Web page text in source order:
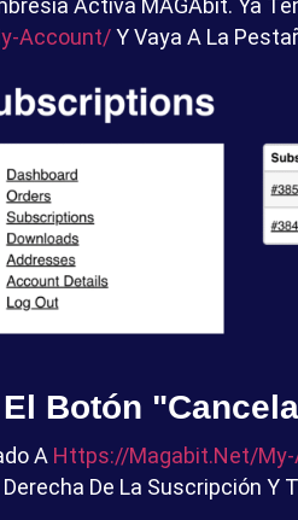
Activa MAGAbit. Ya
Account/Y Vaya A La
Botón
A Https://magabit.net/
De La Suscripción